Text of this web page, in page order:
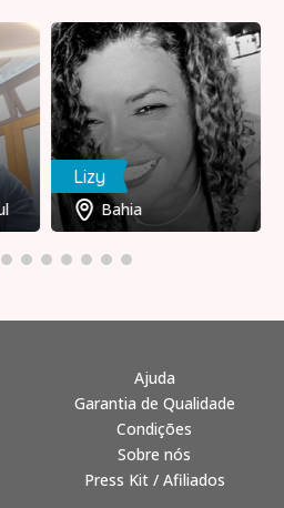
Lizy
Bahia
Ajuda
Garantia de Qualidade
Condições
Sobre nós
Press Kit / Afiliados